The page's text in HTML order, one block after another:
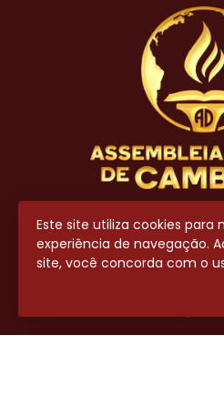
Este site utiliza cookies para
experiência de navegação.
site, você concorda com o
(47)